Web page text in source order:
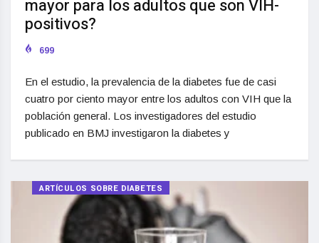
mayor para los adultos que son VIH-
positivos?
699
En el estudio, la prevalencia de la diabetes fue de casi
cuatro por ciento mayor entre los adultos con VIH que la
población general. Los investigadores del estudio
publicado en BMJ investigaron la diabetes y
ARTÍCULOS SOBRE DIABETES